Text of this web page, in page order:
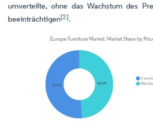
umverteilte, ohne das Wachstum des
beeinträchtigen[2].